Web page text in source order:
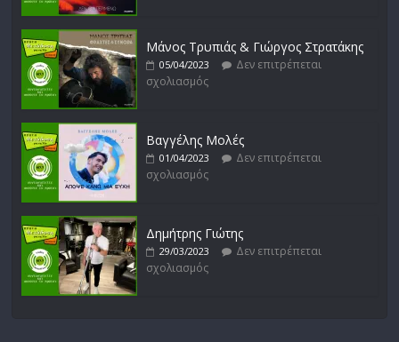
Μάνος Τρυπιάς & Γιώργος Στρατάκης
05/04/2023
Δεν επιτρέπεται
σχολιασμός
Βαγγέλης Μολές
01/04/2023
Δεν επιτρέπεται
σχολιασμός
Δημήτρης Γιώτης
29/03/2023
Δεν επιτρέπεται
σχολιασμός